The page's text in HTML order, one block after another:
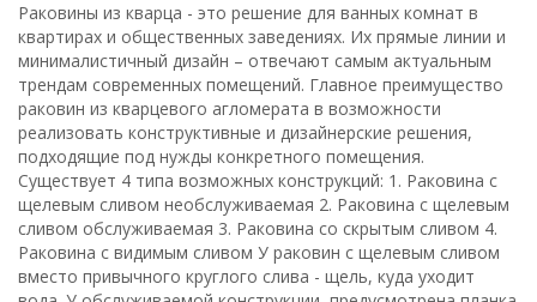
Раковины из кварца - это решение для ванных комнат в
квартирах и общественных заведениях. Их прямые линии и
минималистичный дизайн – отвечают самым актуальным
трендам современных помещений. Главное преимущество
раковин из кварцевого агломерата в возможности
реализовать конструктивные и дизайнерские решения,
подходящие под нужды конкретного помещения.
Существует 4 типа возможных конструкций: 1. Раковина с
щелевым сливом необслуживаемая 2. Раковина с щелевым
сливом обслуживаемая 3. Раковина со скрытым сливом 4.
Раковина с видимым сливом У раковин с щелевым сливом
вместо привычного круглого слива - щель, куда уходит